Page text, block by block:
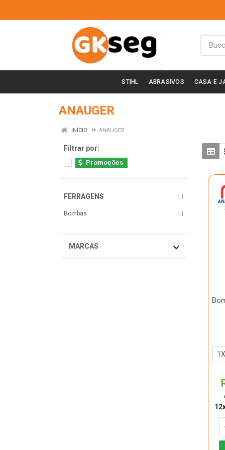
STIHL ABRASIVOS CASA E
ANAUGER
INÍCIO ANAUGER
Filtrar por:
Promoções
FERRAGENS 11
Bombas 11
MARCAS